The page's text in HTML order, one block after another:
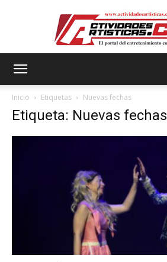
Inicio Etiquetas Nuevas fechas
Etiqueta: Nuevas fechas